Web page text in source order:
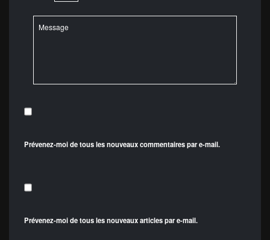
Prévenez-moi de tous les nouveaux commentaires par e-mail.
Prévenez-moi de tous les nouveaux articles par e-mail.